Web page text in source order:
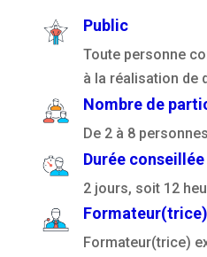
Public
Toute personne
à la réalisation de
Nombre de
De 2 à 8 personnes
Durée conseillée
2 jours, soit 12
Formateur(trice)